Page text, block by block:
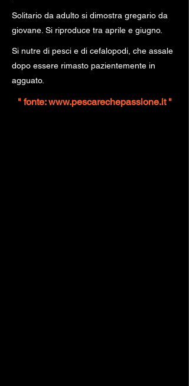
Solitario da adulto si dimostra gregario da
giovane. Si riproduce tra aprile e giugno.
Si nutre di pesci e di cefalopodi, che assale
dopo essere rimasto pazientemente in
agguato.
" fonte:www.pescarechepassione.it"